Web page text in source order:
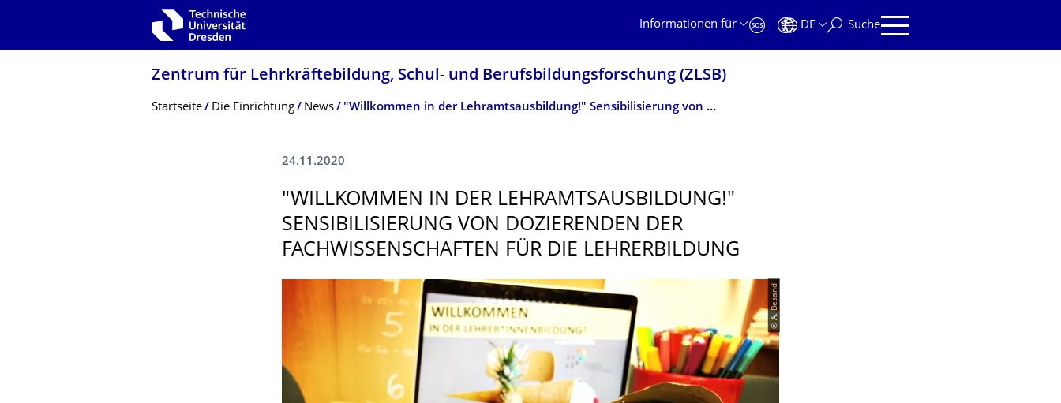
Zur Hauptnavigation springen
Informationen für
DE Suche
Zentrum für Lehrkräftebildung, Schul- und Berufsbildungsfor­schung (ZLSB)
Breadcrumb-Menü
Startseite Die Einrichtung News "Willkommen in der Lehramtsausbildung!" Sensibilisierung von Dozierenden der Fachwissenschaften für die Lehrerbildung
24.11.2020
"WILLKOMMEN IN DER LEHRAMTSAUSBIL­DUNG!"
SENSIBILISIE­RUNG VON DOZIERENDEN DER
FACHWISSEN­SCHAFTEN FÜR DIE LEHRERBILDUNG
© A. Besand